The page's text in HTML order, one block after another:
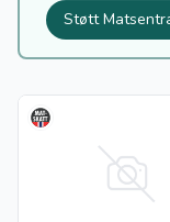
Støtt
Vis flere detaljer